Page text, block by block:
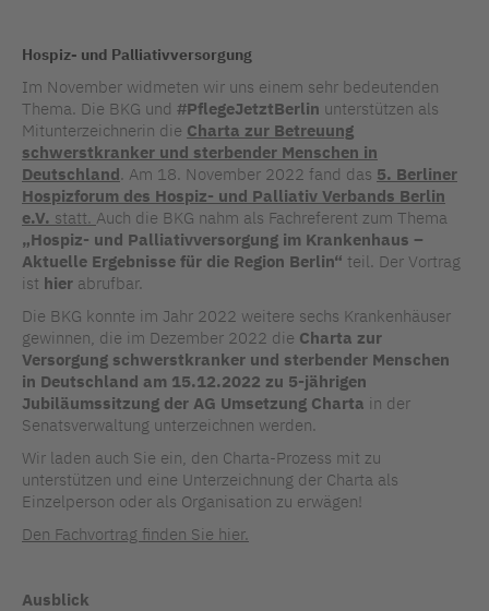
Hospiz- und Palliativversorgung
Im November widmeten wir uns einem sehr bedeutenden
Thema. Die BKG und #PflegeJetztBerlin unterstützen als
Mitunterzeichnerin die Charta zur Betreuung
schwerstkranker und sterbender Menschen in
Deutschland. Am 18. November 2022 fand das 5. Berliner
Hospizforum des Hospiz- und Palliativ Verbands Berlin
e.V. statt. Auch die BKG nahm als Fachreferent zum Thema
„Hospiz- und Palliativversorgung im Krankenhaus –
Aktuelle Ergebnisse für die Region Berlin“ teil. Der Vortrag
ist hier abrufbar.
Die BKG konnte im Jahr 2022 weitere sechs Krankenhäuser
gewinnen, die im Dezember 2022 die Charta zur
Versorgung schwerstkranker und sterbender Menschen
in Deutschland am 15.12.2022 zu 5-jährigen
Jubiläumssitzung der AG Umsetzung Charta in der
Senatsverwaltung unterzeichnen werden.
Wir laden auch Sie ein, den Charta-Prozess mit zu
unterstützen und eine Unterzeichnung der Charta als
Einzelperson oder als Organisation zu erwägen!
Den Fachvortrag finden Sie hier.
Ausblick